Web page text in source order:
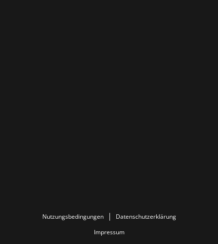
Nutzungsbedingungen
Datenschutzerklärung
Impressum